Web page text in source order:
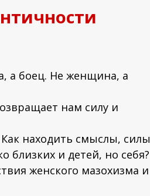
а боец. Не женщина, а
нам силу и
находить смыслы, силы
близких и детей, но себя?
женского мазохизма и